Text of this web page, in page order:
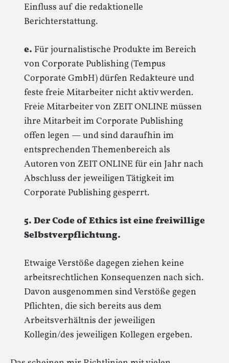
Einfluss auf die redaktionelle
Berichterstattung.
e. Für journalistische Produkte im Bereich
von Corporate Publishing (Tempus
Corporate GmbH) dürfen Redakteure und
feste freie Mitarbeiter nicht aktiv werden.
Freie Mitarbeiter von ZEIT ONLINE müssen
ihre Mitarbeit im Corporate Publishing
offen legen — und sind daraufhin im
entsprechenden Themenbereich als
Autoren von ZEIT ONLINE für ein Jahr nach
Abschluss der jeweiligen Tätigkeit im
Corporate Publishing gesperrt.
5. Der Code of Ethics ist eine freiwillige
Selbstverpflichtung.
Etwaige Verstöße dagegen ziehen keine
arbeitsrechtlichen Konsequenzen nach sich.
Davon ausgenommen sind Verstöße gegen
Pflichten, die sich bereits aus dem
Arbeitsverhältnis der jeweiligen
Kollegin/des jeweiligen Kollegen ergeben.